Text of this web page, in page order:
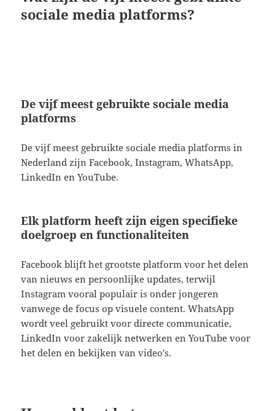
sociale media platforms?
De vijf meest gebruikte sociale media
platforms
De vijf meest gebruikte sociale media platforms in
Nederland zijn Facebook, Instagram, WhatsApp,
LinkedIn en YouTube.
Elk platform heeft zijn eigen specifieke
doelgroep en functionaliteiten
Facebook blijft het grootste platform voor het delen
van nieuws en persoonlijke updates, terwijl
Instagram vooral populair is onder jongeren
vanwege de focus op visuele content. WhatsApp
wordt veel gebruikt voor directe communicatie,
LinkedIn voor zakelijk netwerken en YouTube voor
het delen en bekijken van video's.